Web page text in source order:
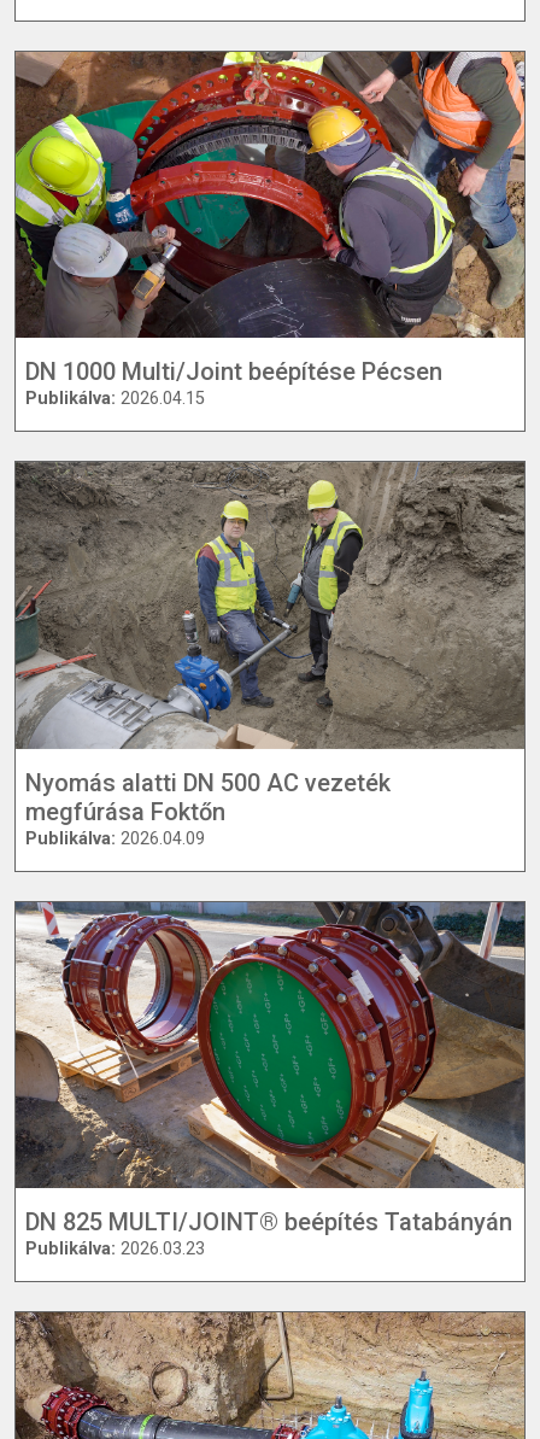
DN 1000 Multi/Joint beépítése Pécsen
Publikálva: 2026.04.15
Nyomás alatti DN 500 AC vezeték
megfúrása Foktőn
Publikálva: 2026.04.09
DN 825 MULTI/JOINT® beépítés Tatabányán
Publikálva: 2026.03.23